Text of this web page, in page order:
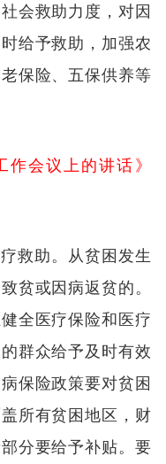
会救助力度，对因
给予救助，加强农
保险、五保供养等
会议上的讲话》
救助。从贫困发生
贫或因病返贫的。
全医疗保险和医疗
群众给予及时有效
保险政策要对贫困
所有贫困地区，财
分要给予补贴。要